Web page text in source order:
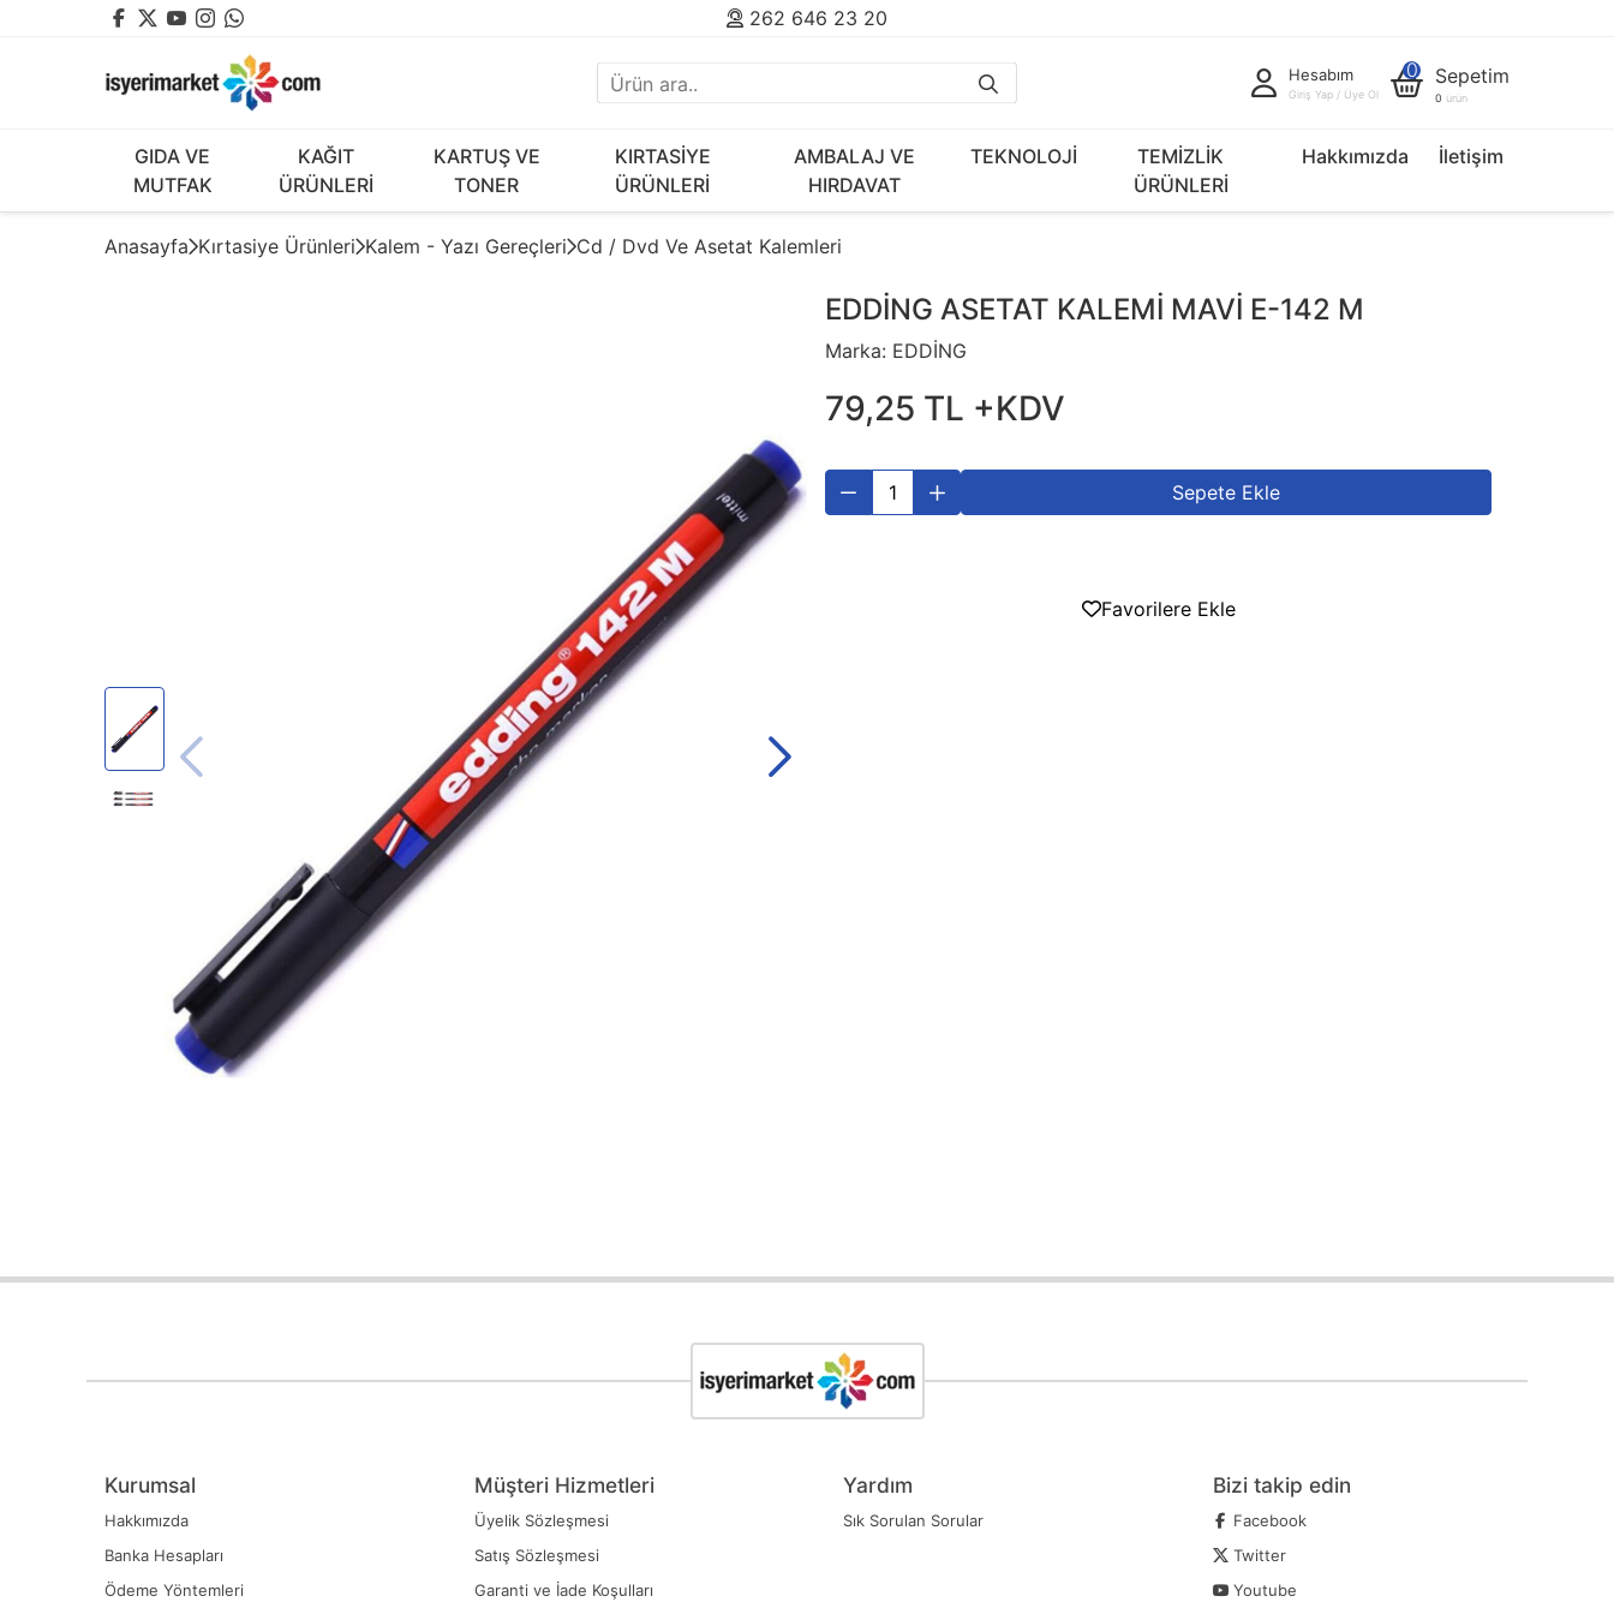
262 646 23 20
Hesabım
Giriş Yap / Üye Ol
0 Sepetim
0 ürün
GIDA VE
MUTFAK
KAĞIT
ÜRÜNLERİ
KARTUŞ VE
TONER
KIRTASİYE
ÜRÜNLERİ
AMBALAJ VE
HIRDAVAT
TEKNOLOJİ
TEMİZLİK
ÜRÜNLERİ
Hakkımızda İletişim
Anasayfa Kırtasiye Ürünleri Kalem - Yazı Gereçleri Cd / Dvd Ve Asetat Kalemleri
EDDİNG ASETAT KALEMİ MAVİ E-142 M
Marka: EDDİNG
79,25 TL +KDV
Sepete Ekle
Favorilere Ekle
Kurumsal
Hakkımızda
Banka Hesapları
Ödeme Yöntemleri
Müşteri Hizmetleri
Üyelik Sözleşmesi
Satış Sözleşmesi
Garanti ve İade Koşulları
Yardım
Sık Sorulan Sorular
Bizi takip edin
Facebook
Twitter
Youtube